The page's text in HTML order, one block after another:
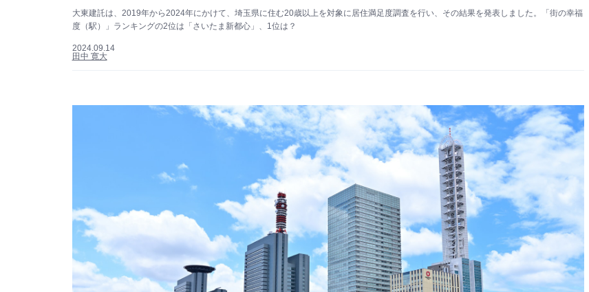
大東建託は、2019年から2024年にかけて、埼玉県に住む20歳以上を対象に居住満足度調査を行い、その結果を発表しました。「街の幸福
度（駅）」ランキングの2位は「さいたま新都心」、1位は？
2024.09.14
田中 寛大